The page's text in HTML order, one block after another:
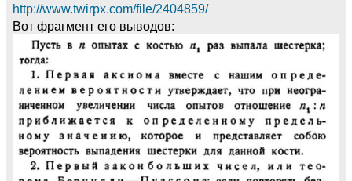
http://www.twirpx.com/file/2404859/
Вот фрагмент его выводов: